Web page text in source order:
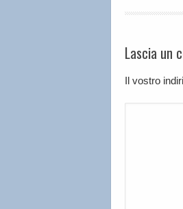
Lascia un
Il vostro